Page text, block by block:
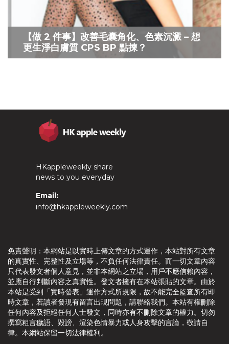
【做 2 件事】改善毛囊角化、色素沉澱 – 想
更生淨白膚質 CPS BP 點揀？
HKappleweekly share
news to you everyday
Email:
info@hkappleweekly.com
免責聲明：本網站是以實時上傳文章的方式運作，本站對所有文章
的真實性、完整性及立場等，不負任何法律責任。而一切文章內容
只代表發文者個人意見，並非本網站之立場，用戶不應信賴內容，
並應自行判斷內容之真實性。發文者擁有在本站張貼的文章。由於
本站是受到「實時發表」運作方式所規限，故不能完全監查所有即
時文章，若讀者發現有留言出現問題，請聯絡我們。本站有權刪除
任何內容及拒絕任何人士發文，同時亦有不刪除文章的權力。切勿
撰寫粗言穢語、毀謗、渲染色情暴力或人身攻擊的言論，敬請自
律。本網站保留一切法律權利。